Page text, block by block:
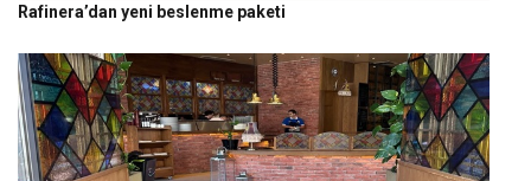
Rafinera’dan yeni beslenme paketi